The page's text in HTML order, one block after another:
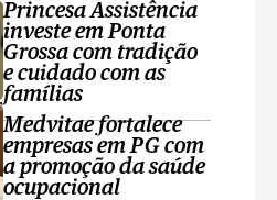
Princesa Assistência
investe em Ponta
Grossa com tradição
e cuidado com as
famílias
Medvitae fortalece
empresas em PG com
a promoção da saúde
ocupacional